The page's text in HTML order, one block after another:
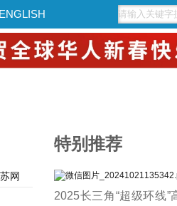
ENGLISH
网
特别推荐
2025长三角“超级环线”